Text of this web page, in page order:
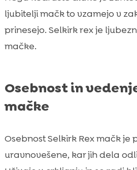
ljubitelji mačk to vzamejo v
prinesejo. Selkirk rex je
mačke.
Osebnost in
mačke
Osebnost Selkirk Rex mačk je
uravnovešene, kar jih dela